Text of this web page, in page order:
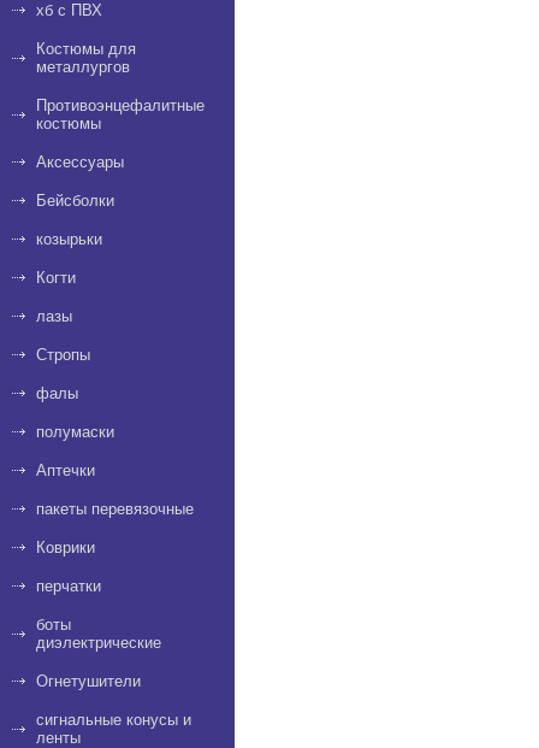
хб с ПВХ
Костюмы для
металлургов
Противоэнцефалитные
костюмы
Аксессуары
Бейсболки
козырьки
Когти
лазы
Стропы
фалы
полумаски
Аптечки
пакеты перевязочные
Коврики
перчатки
боты
диэлектрические
Огнетушители
сигнальные конусы и
ленты